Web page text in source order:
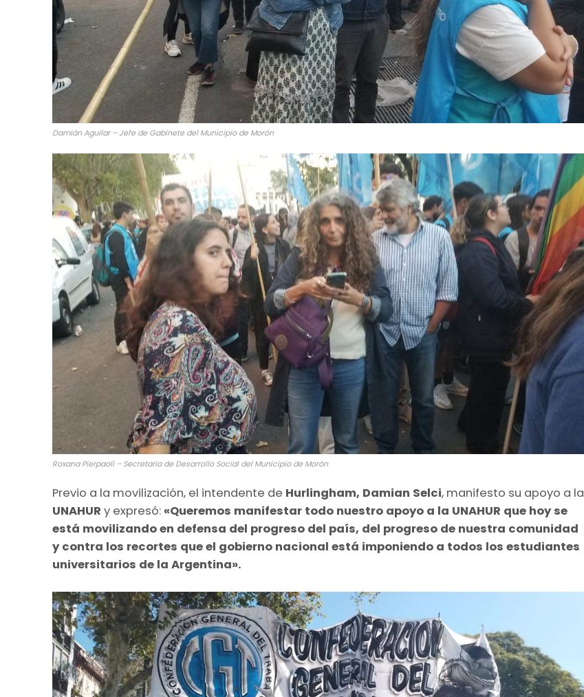
Damián Aguilar – Jefe de Gabinete del Municipio de Morón
Roxana Pierpaoli – Secretaria de Desarrollo Social del Municipio de Morón
Previo a la movilización, el intendente de Hurlingham, Damian Selci, manifesto su apoyo a la
UNAHUR y expresó: «Queremos manifestar todo nuestro apoyo a la UNAHUR que hoy se
está movilizando en defensa del progreso del país, del progreso de nuestra comunidad
y contra los recortes que el gobierno nacional está imponiendo a todos los estudiantes
universitarios de la Argentina».